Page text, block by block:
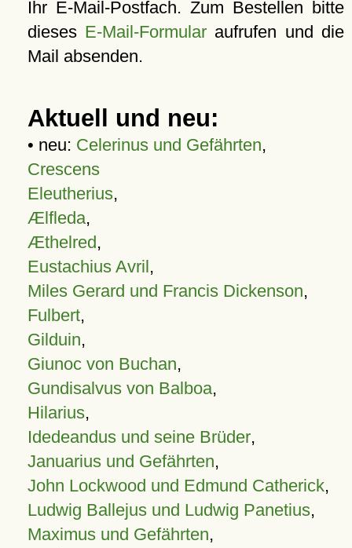
Ihr E-Mail-Postfach. Zum Bestellen bitte
dieses E-Mail-Formular aufrufen und die
Mail absenden.
Aktuell und neu:
• neu: Celerinus und Gefährten,
Crescens
Eleutherius,
Ælfleda,
Æthelred,
Eustachius Avril,
Miles Gerard und Francis Dickenson,
Fulbert,
Gilduin,
Giunoc von Buchan,
Gundisalvus von Balboa,
Hilarius,
Idedeandus und seine Brüder,
Januarius und Gefährten,
John Lockwood und Edmund Catherick,
Ludwig Ballejus und Ludwig Panetius,
Maximus und Gefährten,